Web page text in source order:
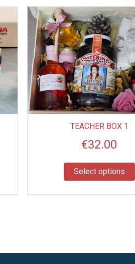
TEACHER BOX 1
€32.00
Select options